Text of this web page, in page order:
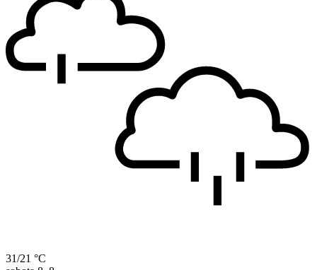
31/21 °C